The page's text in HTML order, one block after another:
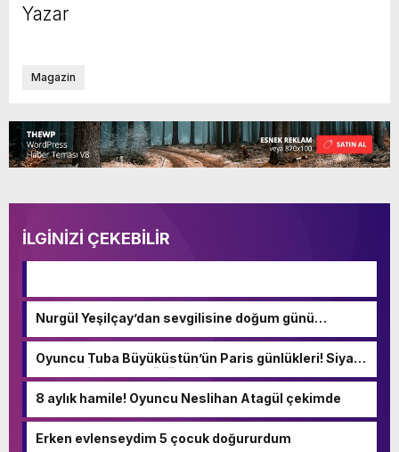
Yazar
Magazin
İLGİNİZİ ÇEKEBİLİR
Nurgül Yeşilçay’dan sevgilisine doğum günü
Oyuncu Tuba Büyüküstün’ün Paris günlükleri! Siyah
dekolteli tarzıyla büyüledi
8 aylık hamile! Oyuncu Neslihan Atagül çekimde
Erken evlenseydim 5 çocuk doğururdum